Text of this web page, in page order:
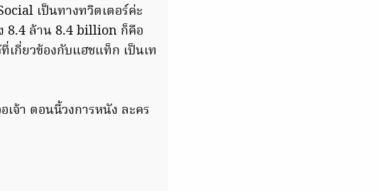
เป็นทางทวิตเตอร์ค่ะ
8.4 ล้าน 8.4 billion ก็คือ
เกี่ยวข้องกับแฮชแท็ก เป็นเท
จ้า ตอนนี้วงการหนัง ละคร